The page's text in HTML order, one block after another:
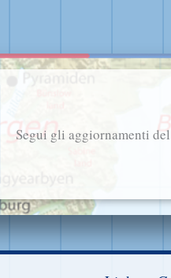
Segui gli aggiornamenti